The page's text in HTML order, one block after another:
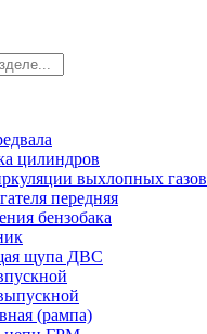
цилиндров
выхлопных газов
передняя
бензобака
щупа ДВС
(рампа)